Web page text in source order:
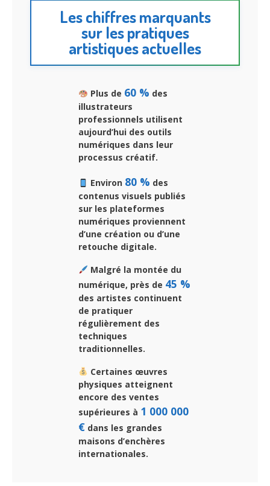
Les chiffres marquants
sur les pratiques
artistiques actuelles
Plus de 60 % des
illustrateurs
professionnels utilisent
aujourd’hui des outils
numériques dans leur
processus créatif.
Environ 80 % des
contenus visuels publiés
sur les plateformes
numériques proviennent
d’une création ou d’une
retouche digitale.
Malgré la montée du
numérique, près de 45 %
des artistes continuent
de pratiquer
régulièrement des
techniques
traditionnelles.
Certaines œuvres
physiques atteignent
encore des ventes
supérieures à 1 000 000
€ dans les grandes
maisons d’enchères
internationales.